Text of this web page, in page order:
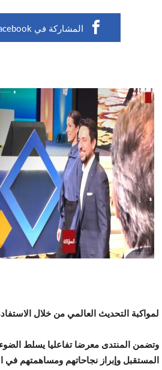
المشاركة في Facebook
لمواكبة التحديث العالمي من خلال
وتضمن المنتدى معرضا تفاعليا يسلط
المستقبل وإبراز نجاحاتهم ومساهمتهم في التنمية الوطنية من خلال 27